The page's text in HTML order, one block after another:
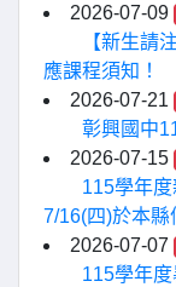
2026-07-09
【新生請
應課程須知！
2026-07-21
彰興國中
2026-07-15
115學年
7/16(四)於本縣
2026-07-07
115學年